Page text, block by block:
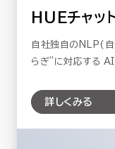
HUEチャッ
自社独自のNLP(
らぎ”に対応する ​AI
詳しくみる